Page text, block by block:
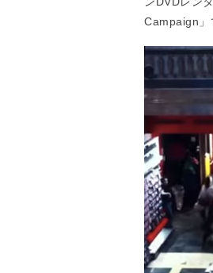
Campaign」